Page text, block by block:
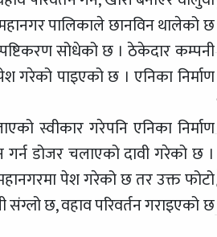
पालिकाले छानविन थालेको छ
सोधेको छ । ठेकेदार कम्पनी
गरेको पाइएको छ । एनिका निर्माण
स्वीकार गरेपनि एनिका निर्माण
डोजर चलाएको दावी गरेको छ ।
पेश गरेको छ तर उक्त फोटो
संग्लो छ, वहाव परिवर्तन गराइएको छ